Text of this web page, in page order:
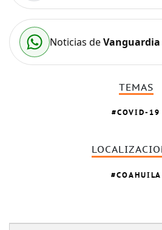
Noticias deVanguardia
TEMAS
COVID-19
COAHUILA